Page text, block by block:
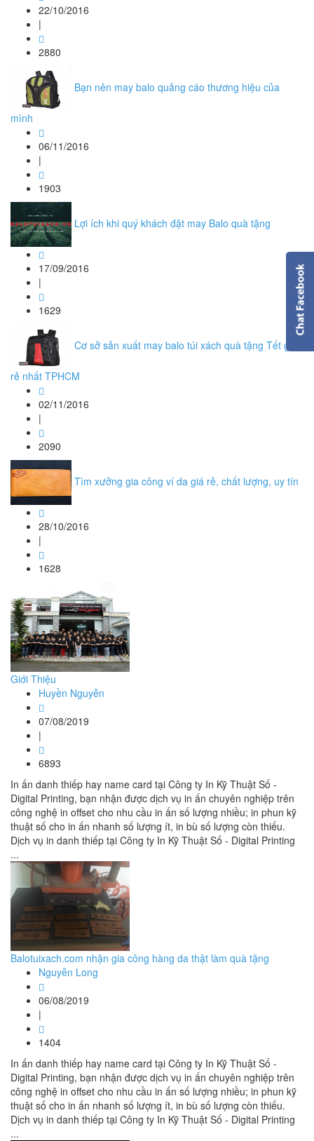
22/10/2016
|
2880
Bạn nên may balo quảng cáo thương hiệu của
mình
06/11/2016
|
1903
Lợi ích khi quý khách đặt may Balo quà tặng
17/09/2016
|
1629
Cơ sở sản xuất may balo túi xách quà tặng Tết giá
rẻ nhất TPHCM
02/11/2016
|
2090
Tìm xưởng gia công ví da giá rẻ, chất lượng, uy tín
28/10/2016
|
1628
Giới Thiệu
Huyền Nguyễn
07/08/2019
|
6893
In ấn danh thiếp hay name card tại Công ty In Kỹ Thuật Số -
Digital Printing, bạn nhận được dịch vụ in ấn chuyên nghiệp trên
công nghệ in offset cho nhu cầu in ấn số lượng nhiều; in phun kỹ
thuật số cho in ấn nhanh số lượng ít, in bù số lượng còn thiếu.
Dịch vụ in danh thiếp tại Công ty In Kỹ Thuật Số - Digital Printing
...
Balotuixach.com nhận gia công hàng da thật làm quà tặng
Nguyễn Long
06/08/2019
|
1404
In ấn danh thiếp hay name card tại Công ty In Kỹ Thuật Số -
Digital Printing, bạn nhận được dịch vụ in ấn chuyên nghiệp trên
công nghệ in offset cho nhu cầu in ấn số lượng nhiều; in phun kỹ
thuật số cho in ấn nhanh số lượng ít, in bù số lượng còn thiếu.
Dịch vụ in danh thiếp tại Công ty In Kỹ Thuật Số - Digital Printing
...